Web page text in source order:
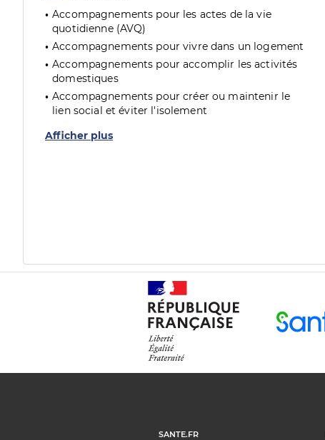
Accompagnements pour les actes de la vie
quotidienne (AVQ)
Accompagnements pour vivre dans un logement
Accompagnements pour accomplir les activités
domestiques
Accompagnements pour créer ou maintenir le
lien social et éviter l'isolement
Afficher plus
SANTE.FR